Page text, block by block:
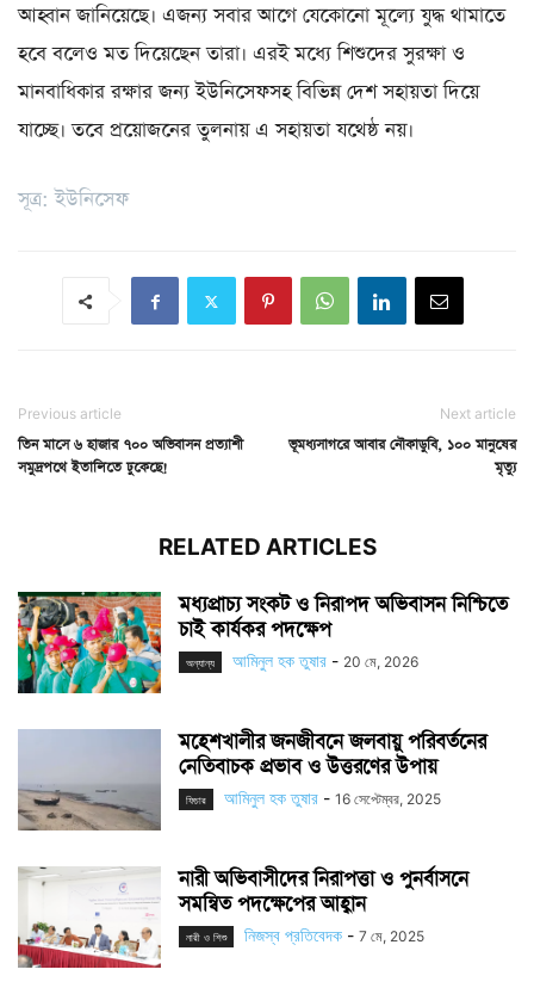
আহ্বান জানিয়েছে। এজন্য সবার আগে যেকোনো মূল্যে যুদ্ধ থামাতে
হবে বলেও মত দিয়েছেন তারা। এরই মধ্যে শিশুদের সুরক্ষা ও
মানবাধিকার রক্ষার জন্য ইউনিসেফসহ বিভিন্ন দেশ সহায়তা দিয়ে
যাচ্ছে। তবে প্রয়োজনের তুলনায় এ সহায়তা যথেষ্ঠ নয়।
সূত্র: ইউনিসেফ
Previous article
তিন মাসে ৬ হাজার ৭০০ অভিবাসন প্রত্যাশী
সমুদ্রপথে ইতালিতে ঢুকেছে!
Next article
ভূমধ্যসাগরে আবার নৌকাডুবি, ১০০ মানুষের
মৃত্যু
RELATED ARTICLES
মধ্যপ্রাচ্য সংকট ও নিরাপদ অভিবাসন নিশ্চিতে
চাই কার্যকর পদক্ষেপ
অন্যান্য আমিনুল হক তুষার - 20 মে, 2026
মহেশখালীর জনজীবনে জলবায়ু পরিবর্তনের
নেতিবাচক প্রভাব ও উত্তরণের উপায়
ফিচার আমিনুল হক তুষার - 16 সেপ্টেম্বর, 2025
নারী অভিবাসীদের নিরাপত্তা ও পুনর্বাসনে
সমন্বিত পদক্ষেপের আহ্বান
নারী ও শিশু নিজস্ব প্রতিবেদক - 7 মে, 2025